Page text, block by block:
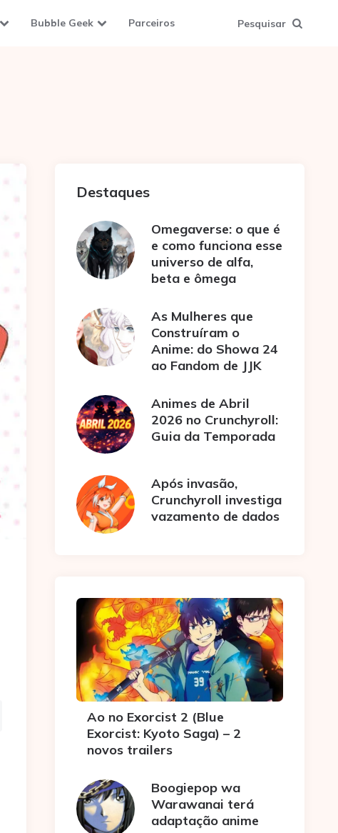
Bubble Geek Parceiros Pesquisar
Destaques
Omegaverse: o que é
e como funciona esse
universo de alfa,
beta e ômega
As Mulheres que
Construíram o
Anime: do Showa 24
ao Fandom de JJK
Animes de Abril
2026 no Crunchyroll:
Guia da Temporada
Após invasão,
Crunchyroll investiga
vazamento de dados
Ao no Exorcist 2 (Blue
Exorcist: Kyoto Saga) – 2
novos trailers
Boogiepop wa
Warawanai terá
adaptação anime